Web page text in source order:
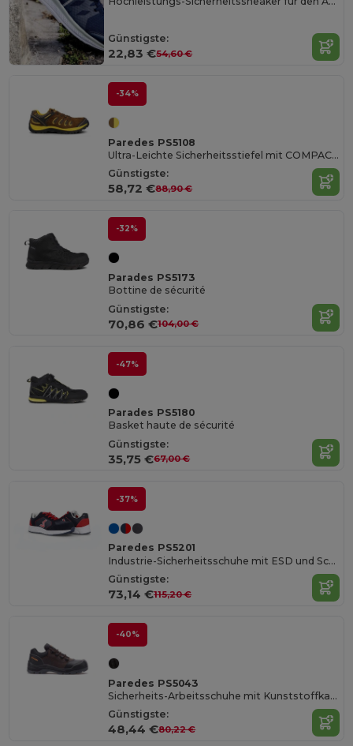
Günstigste:
22,83 €54,60 €
-34%
Paredes PS5108
Ultra-Leichte Sicherheitsstiefel mit COMPACT® Schutz
Günstigste:
58,72 €88,90 €
-32%
Parades PS5173
Bottine de sécurité
Günstigste:
70,86 €104,00 €
-47%
Parades PS5180
Basket haute de sécurité
Günstigste:
35,75 €67,00 €
-37%
Paredes PS5201
Industrie-Sicherheitsschuhe mit ESD und Schutzkappe
Günstigste:
73,14 €115,20 €
-40%
Paredes PS5043
Sicherheits-Arbeitsschuhe mit Kunststoffkappe
Günstigste:
48,44 €80,22 €